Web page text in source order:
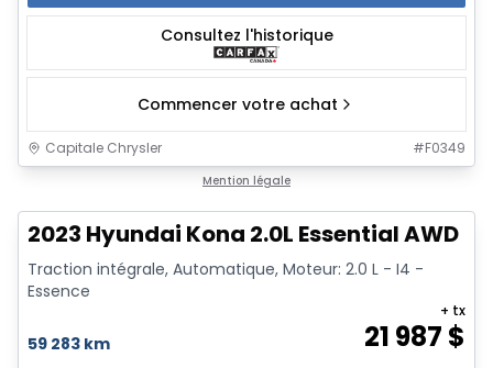
Consultez l'historique
Commencer votre achat
Capitale Chrysler #F0349
Mention légale
2023 Hyundai Kona 2.0L Essential AWD
Traction intégrale, Automatique, Moteur: 2.0 L - I4 -
Essence
59 283 km 21 987 $
+ tx